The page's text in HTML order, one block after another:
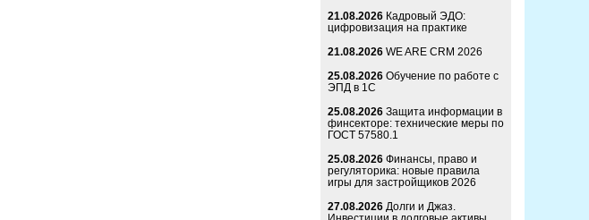
21.08.2026 Кадровый ЭДО:
цифровизация на практике
21.08.2026 WE ARE CRM 2026
25.08.2026 Обучение по работе с
ЭПД в 1С
25.08.2026 Защита информации в
финсекторе: технические меры по
ГОСТ 57580.1
25.08.2026 Финансы, право и
регуляторика: новые правила
игры для застройщиков 2026
27.08.2026 Долги и Джаз.